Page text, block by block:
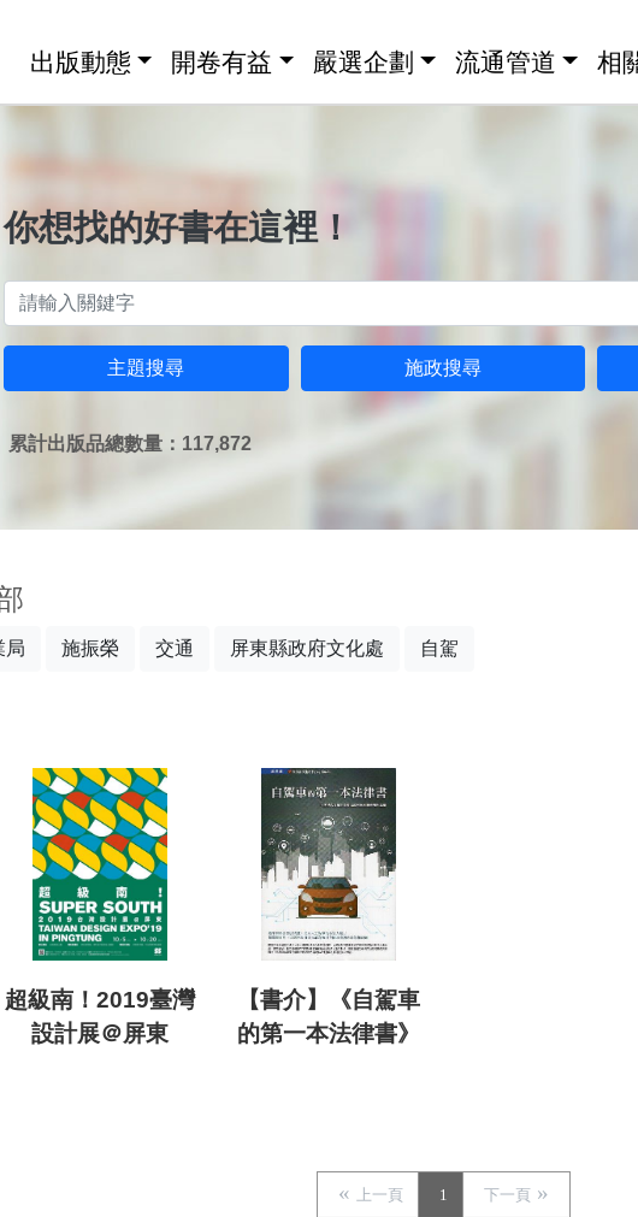
出版動態 開卷有益 嚴選企劃 流通管道 相
你想找的好書在這裡！
主題搜尋 施政搜尋
累計出版品總數量：117,872
局 施振榮 交通 屏東縣政府文化處 自駕
超級南！2019臺灣
設計展＠屏東
【書介】《自駕車
的第一本法律書》
上一頁 1 下一頁